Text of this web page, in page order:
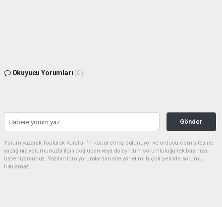
Okuyucu Yorumları (0)
Gönder
Yorum yazarak Topluluk Kuralları’nı kabul etmiş bulunuyor ve orducu.com sitesine
yaptığınız yorumunuzla ilgili doğrudan veya dolaylı tüm sorumluluğu tek başınıza
üstleniyorsunuz. Yazılan tüm yorumlardan site yönetimi hiçbir şekilde sorumlu
tutulamaz.